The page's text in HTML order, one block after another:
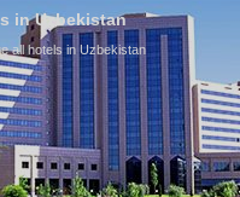
Culture of